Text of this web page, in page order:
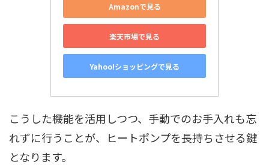
Amazonで見る
楽天市場で見る
Yahoo!ショッピングで見る
こうした機能を活用しつつ、手動でのお手入れも忘
れずに行うことが、ヒートポンプを長持ちさせる鍵
となります。